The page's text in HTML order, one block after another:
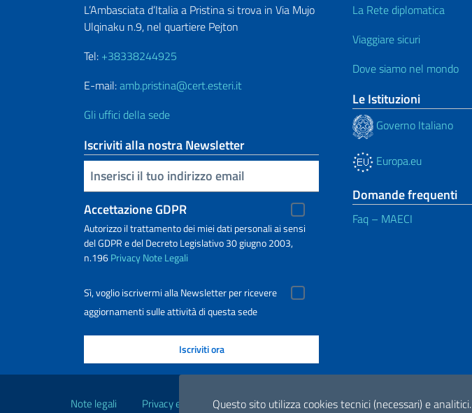
Questo sito utilizza cookies tecnici (necessari) e analitici.
L’Ambasciata d’Italia a Pristina si trova in Via Mujo
Ulqinaku n.9, nel quartiere Pejton
Tel: +38338244925
E-mail:amb.pristina@cert.esteri.it
Gli uffici della sede
Iscriviti alla nostra Newsletter
Inserisci la tua email
Accettazione GDPR
Autorizzo il trattamento dei miei dati personali ai sensi
del GDPR e del Decreto Legislativo 30 giugno 2003,
n.196PrivacyNote Legali
Sì, voglio iscrivermi alla Newsletter per ricevere
aggiornamenti sulle attività di questa sede
La Rete diplomatica
Viaggiare sicuri
Dove siamo nel mondo
Le Istituzioni
Governo Italiano
Europa.eu
Domande frequenti
Faq – MAECI
Note legali Privacy e cookie policy Dichiarazione di accessibilità